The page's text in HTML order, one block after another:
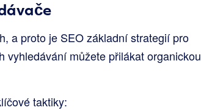
a proto je SEO základní strategií pro
vyhledávání můžete přilákat organickou
taktiky: